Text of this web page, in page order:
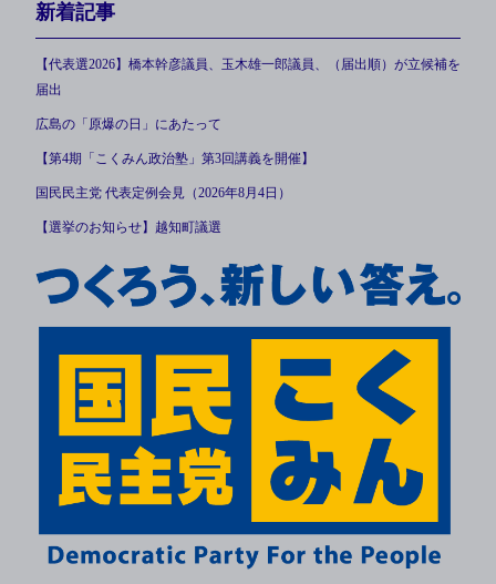
新着記事
【代表選2026】橋本幹彦議員、玉木雄一郎議員、（届出順）が立候補を
届出
広島の「原爆の日」にあたって
【第4期「こくみん政治塾」第3回講義を開催】
国民民主党 代表定例会見（2026年8月4日）
【選挙のお知らせ】越知町議選